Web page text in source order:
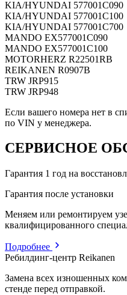
KIA/HYUNDAI 577001C090
KIA/HYUNDAI 577001C100
KIA/HYUNDAI 577001C700
MANDO EX577001C090
MANDO EX577001C100
MOTORHERZ R22501RB
REIKANEN R0907B
TRW JRP915
TRW JRP948
Если вашего номера нет в
по VIN у менеджера.
СЕРВИСНОЕ
Гарантия 1 год на
Гарантия после установки
Меняем или ремонтируем
квалифицированного
Подробнее
Ребилдинг-центр Reikanen
Замена всех изношенных
стенде перед отправкой.